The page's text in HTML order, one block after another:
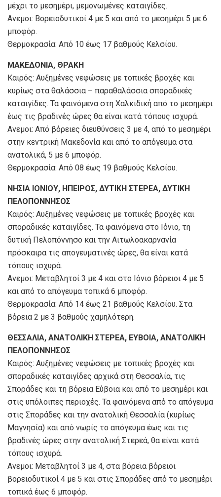
μέχρι το μεσημέρι, μεμονωμένες καταιγίδες.
Ανεμοι: Βορειοδυτικοί 4 με 5 και από το μεσημέρι 5 με 6
μποφόρ.
Θερμοκρασία: Από 10 έως 17 βαθμούς Κελσίου.
ΜΑΚΕΔΟΝΙΑ, ΘΡΑΚΗ
Καιρός: Αυξημένες νεφώσεις με τοπικές βροχές και
κυρίως στα θαλάσσια – παραθαλάσσια σποραδικές
καταιγίδες. Τα φαινόμενα στη Χαλκιδική από το μεσημέρι
έως τις βραδινές ώρες θα είναι κατά τόπους ισχυρά.
Ανεμοι: Από βόρειες διευθύνσεις 3 με 4, από το μεσημέρι
στην κεντρική Μακεδονία και από το απόγευμα στα
ανατολικά, 5 με 6 μποφόρ.
Θερμοκρασία: Από 08 έως 19 βαθμούς Κελσίου.
ΝΗΣΙΑ ΙΟΝΙΟΥ, ΗΠΕΙΡΟΣ, ΔΥΤΙΚΗ ΣΤΕΡΕΑ, ΔΥΤΙΚΗ
ΠΕΛΟΠΟΝΝΗΣΟΣ
Καιρός: Αυξημένες νεφώσεις με τοπικές βροχές και
σποραδικές καταιγίδες. Τα φαινόμενα στο Ιόνιο, τη
δυτική Πελοπόννησο και την Αιτωλοακαρνανία
πρόσκαιρα τις απογευματινές ώρες, θα είναι κατά
τόπους ισχυρά.
Ανεμοι: Μεταβλητοί 3 με 4 και στο Ιόνιο βόρειοι 4 με 5
και από το απόγευμα τοπικά 6 μποφόρ.
Θερμοκρασία: Από 14 έως 21 βαθμούς Κελσίου. Στα
βόρεια 2 με 3 βαθμούς χαμηλότερη.
ΘΕΣΣΑΛΙΑ, ΑΝΑΤΟΛΙΚΗ ΣΤΕΡΕΑ, ΕΥΒΟΙΑ, ΑΝΑΤΟΛΙΚΗ
ΠΕΛΟΠΟΝΝΗΣΟΣ
Καιρός: Αυξημένες νεφώσεις με τοπικές βροχές και
σποραδικές καταιγίδες αρχικά στη Θεσσαλία, τις
Σποράδες και τη βόρεια Εύβοια και από το μεσημέρι και
στις υπόλοιπες περιοχές. Τα φαινόμενα από το απόγευμα
στις Σποράδες και την ανατολική Θεσσαλία (κυρίως
Μαγνησία) και από νωρίς το απόγευμα έως και τις
βραδινές ώρες στην ανατολική Στερεά, θα είναι κατά
τόπους ισχυρά.
Ανεμοι: Μεταβλητοί 3 με 4, στα βόρεια βόρειοι
βορειοδυτικοί 4 με 5 και στις Σποράδες από το μεσημέρι
τοπικά έως 6 μποφόρ.